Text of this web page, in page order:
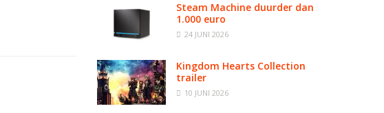
Steam Machine duurder dan
1.000 euro
24 JUNI 2026
Kingdom Hearts Collection
trailer
10 JUNI 2026